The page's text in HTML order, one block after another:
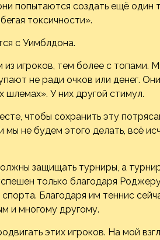
попытаются создать ещё один
токсичности».
с Уимблдона.
игроков, тем более с топами.
не ради очков или денег.
У них другой стимул.
чтобы сохранить эту
не будем этого делать, всё
защищать турниры, а
только благодаря
Благодаря им теннис
и многому другому.
этих игроков. На мой